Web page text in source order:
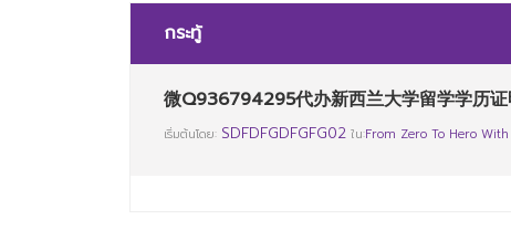
กระทู้
微Q936794295代办新西兰大学留学学历
เริ่มต้นโดย: SDFDFGDFGFG02 ใน:From Zero To Hero With